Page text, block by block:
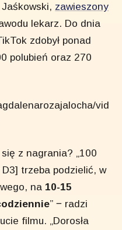
zawieszony
lekarz. Do dnia
zdobył ponad
polubień oraz 270
vid
z nagrania? „100
trzeba podzielić, w
na 10-15
” ‒ radzi
filmu. „Dorosła